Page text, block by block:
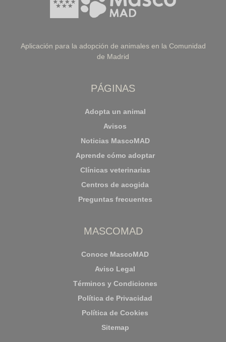
Aplicación para la adopción de animales en la Comunidad
de Madrid
PÁGINAS
Adopta un animal
Avisos
Noticias MascoMAD
Aprende cómo adoptar
Clínicas veterinarias
Centros de acogida
Preguntas frecuentes
MASCOMAD
Conoce MascoMAD
Aviso Legal
Términos y Condiciones
Política de Privacidad
Política de Cookies
Sitemap